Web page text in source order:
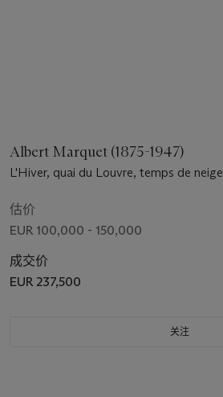
Albert Marquet (1875-1947)
L'Hiver, quai du Louvre, temps de neige
估价
EUR 100,000 - 150,000
成交价
EUR 237,500
关注